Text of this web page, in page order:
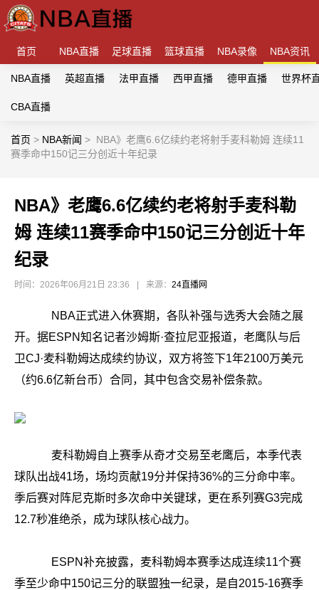
首页 NBA直播 足球直播 篮球直播 NBA录像 NBA资讯
NBA直播 英超直播 法甲直播 西甲直播 德甲直播 世界杯
CBA直播
首页 > NBA新闻 > NBA》老鹰6.6亿续约老将射手麦科勒姆 连续11
赛季命中150记三分创近十年纪录
NBA》老鹰6.6亿续约老将射手麦科勒
姆 连续11赛季命中150记三分创近十年
纪录
时间：2026年06月21日 23:36 来源： 24直播网
NBA正式进入休赛期，各队补强与选秀大会随之展
开。据ESPN知名记者沙姆斯·查拉尼亚报道，老鹰队与后
卫CJ·麦科勒姆达成续约协议，双方将签下1年2100万美元
（约6.6亿新台币）合同，其中包含交易补偿条款。
麦科勒姆自上赛季从奇才交易至老鹰后，本季代表
球队出战41场，场均贡献19分并保持36%的三分命中率。
季后赛对阵尼克斯时多次命中关键球，更在系列赛G3完成
12.7秒准绝杀，成为球队核心战力。
ESPN补充披露，麦科勒姆本赛季达成连续11个赛
季至少命中150记三分的联盟独一纪录，是自2015-16赛季